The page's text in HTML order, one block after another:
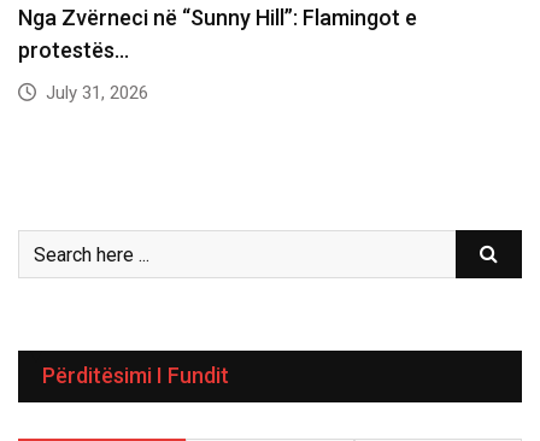
Nga Zvërneci në “Sunny Hill”: Flamingot e
protestës…
July 31, 2026
Përditësimi I Fundit